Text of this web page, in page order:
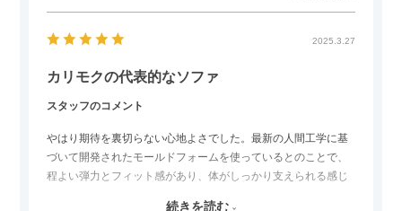
2025.3.27
カリモクの代表的なソファ
スタッフのコメント
やはり期待を裏切らない心地よさでした。最新の人間工学に基
づいて開発されたモールドフォームを使っているとのことで、
程よい弾力とフィット感があり、体がしっかり支えられる感じ
続きを読む